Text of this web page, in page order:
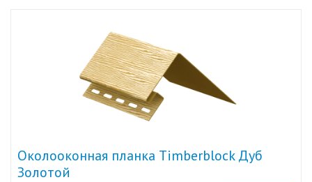
Околооконная планка Timberblock Дуб
Золотой